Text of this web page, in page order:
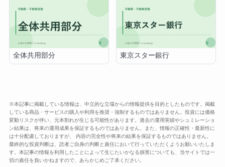
全体共用部分 東京スター銀行
※本記事に掲載している情報は、中立的な立場からの情報提供を目的としたものです。掲載
している商品・サービスの購入や利用を推奨・強制するものではありません。投資には価格
変動リスクが伴い、元本割れが生じる可能性があります。過去の運用実績やシュミレーショ
ン結果は、将来の運用成果を保証するものではありません。また、情報の正確性・最新性に
は十分配慮しておりますが、 内容の完全性や将来の結果を保証するものではありません。
最終的な投資判断は、読者ご自身の判断と責任において行っていただくようお願いいたしま
す。本記事の情報を利用したことによって生じたいかなる損害についても、当サイトでは一
切の責任を負いかねますので、あらかじめご了承ください。